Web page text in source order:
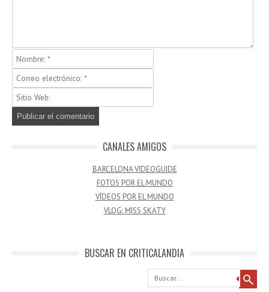
CANALES AMIGOS
BARCELONA VIDEOGUIDE
FOTOS POR EL MUNDO
VÍDEOS POR EL MUNDO
VLOG: MISS SKATY
BUSCAR EN CRITICALANDIA
Buscar